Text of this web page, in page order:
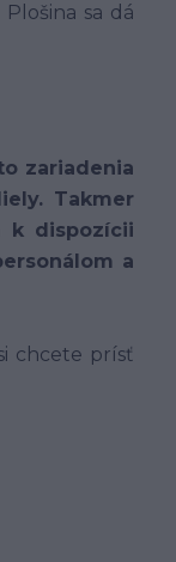
sa dá
zariadenia
Takmer
k dispozícii
a
chcete prísť